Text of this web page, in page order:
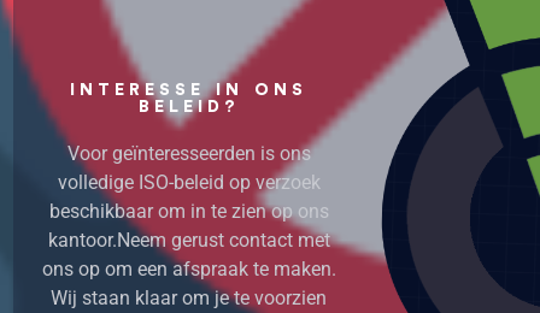
INTERESSE IN ONS
BELEID?
Voor geïnteresseerden is ons
volledige ISO-beleid op verzoek
beschikbaar om in te zien op ons
kantoor.Neem gerust contact met
ons op om een afspraak te maken.
Wij staan klaar om je te voorzien